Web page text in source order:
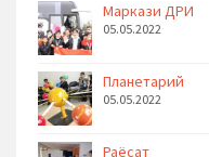
Маркази ДРИ
05.05.2022
Планетарий
05.05.2022
Раёсат